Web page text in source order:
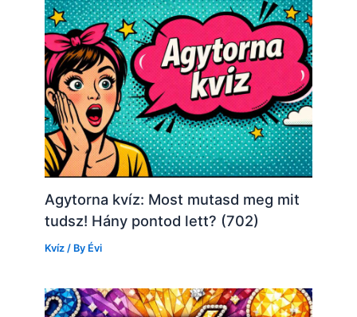
Agytorna kvíz: Most mutasd meg mit
tudsz! Hány pontod lett? (702)
Kvíz / By Évi